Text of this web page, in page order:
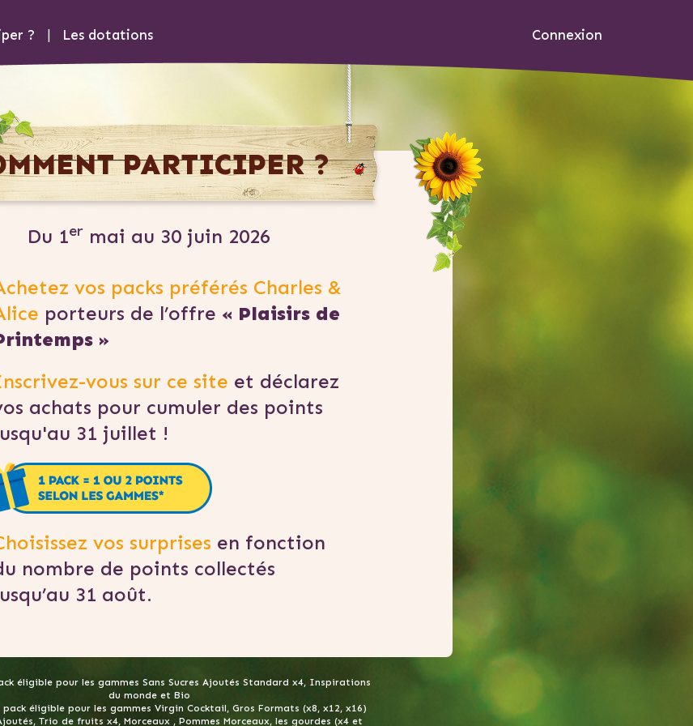
? Les dotations Connexion
PARTICIPER ?
Du 1er mai au 30 juin 2026
vos packs préférés Charles &
porteurs de l’offre « Plaisirs de
»
vous sur ce site et déclarez
achats pour cumuler des points
31 juillet !
vos surprises en fonction
nombre de points collectés
31 août.
éligible pour les gammes Sans Sucres Ajoutés Standard x4, Inspirations
du monde et Bio
éligible pour les gammes Virgin Cocktail, Gros Formats (x8, x12, x16)
Trio de fruits x4, Morceaux , Pommes Morceaux, les gourdes (x4 et